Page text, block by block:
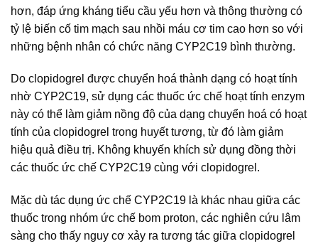
hơn, đáp ứng kháng tiểu cầu yếu hơn và thông thường có
tỷ lệ biến cố tim mạch sau nhồi máu cơ tim cao hơn so với
những bệnh nhân có chức năng CYP2C19 bình thường.
Do clopidogrel được chuyển hoá thành dạng có hoạt tính
nhờ CYP2C19, sử dụng các thuốc ức chế hoạt tính enzym
này có thể làm giảm nồng độ của dạng chuyển hoá có hoạt
tính của clopidogrel trong huyết tương, từ đó làm giảm
hiệu quả điều trị. Không khuyến khích sử dụng đồng thời
các thuốc ức chế CYP2C19 cùng với clopidogrel.
Mặc dù tác dụng ức chế CYP2C19 là khác nhau giữa các
thuốc trong nhóm ức chế bom proton, các nghiên cứu lâm
sàng cho thấy nguy cơ xảy ra tương tác giữa clopidogrel